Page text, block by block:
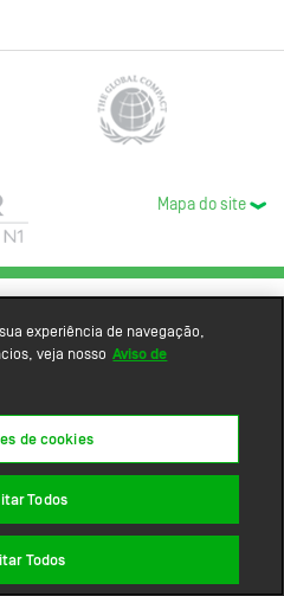
Mapa do site
experiência de navegação,
veja nosso Aviso de
de cookies
Todos
Todos